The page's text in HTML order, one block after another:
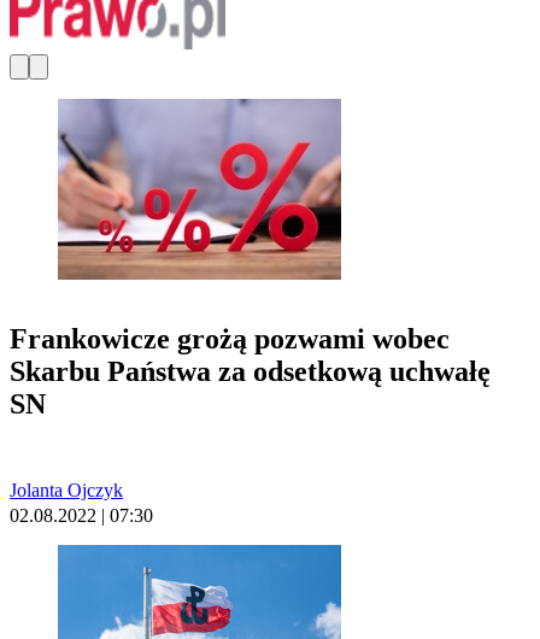
Frankowicze grożą pozwami wobec
Skarbu Państwa za odsetkową uchwałę
SN
Jolanta Ojczyk
02.08.2022 | 07:30